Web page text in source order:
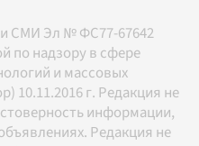
СМИ Эл № ФС77-67642
по надзору в сфере
и массовых
10.11.2016 г. Редакция не
информации,
Редакция не